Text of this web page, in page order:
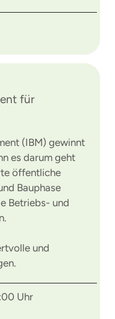
für
(IBM) gewinnt
es darum geht
öffentliche
Bauphase
Betriebs- und
und
Uhr